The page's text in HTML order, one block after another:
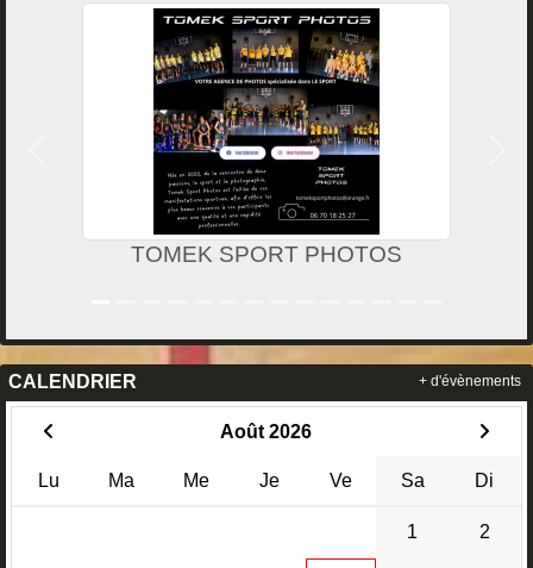
SPORT PHOTOS
CALENDRIER
Août 2026
Lu Ma Me Je Ve Sa Di
1 2
+ d'évènements